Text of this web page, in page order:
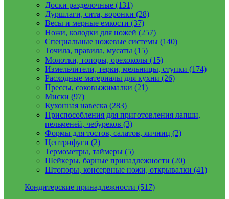
Доски разделочные (131)
Дуршлаги, сита, воронки (28)
Весы и мерные емкости (37)
Ножи, колодки для ножей (257)
Специальные ножевые системы (140)
Точила, правила, мусаты (15)
Молотки, топоры, орехоколы (15)
Измельчители, терки, мельницы, ступки (174)
Расходные материалы для кухни (26)
Прессы, соковыжималки (21)
Миски (97)
Кухонная навеска (283)
Приспособления для приготовления лапши,
пельменей, чебуреков (3)
Формы для тостов, салатов, яичниц (2)
Центрифуги (2)
Термометры, таймеры (5)
Шейкеры, барные принадлежности (20)
Штопоры, консервные ножи, открывалки (41)
Кондитерские принадлежности (517)